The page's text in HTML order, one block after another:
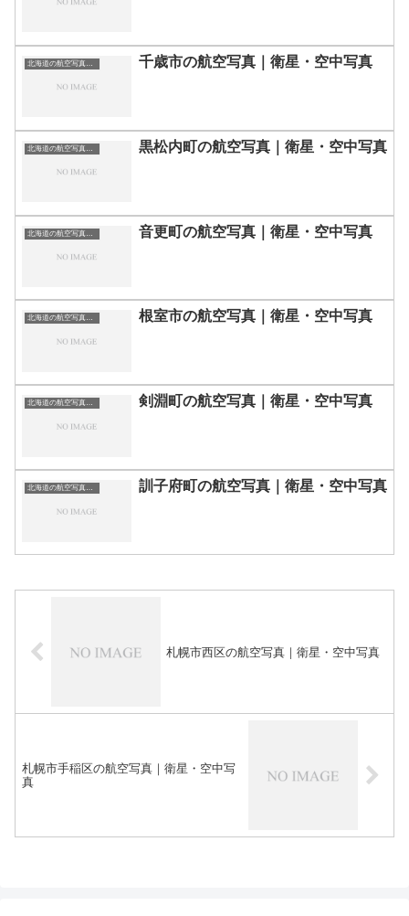
千歳市の航空写真｜衛星・空中写真
黒松内町の航空写真｜衛星・空中写真
音更町の航空写真｜衛星・空中写真
北海道の航空写真・空中写真 根室市の航空写真｜衛星・空中写真
北海道の航空写真・空中写真 剣淵町の航空写真｜衛星・空中写真
北海道の航空写真・空中写真 訓子府町の航空写真｜衛星・空中写真
札幌市西区の航空写真｜衛星・空中写真
札幌市手稲区の航空写真｜衛星・空中写
真